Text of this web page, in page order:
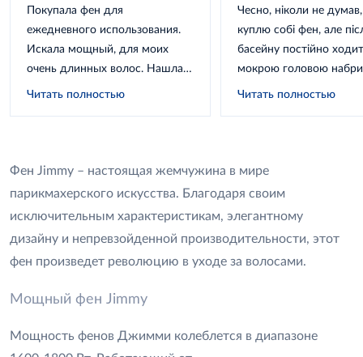
Покупала фен для
ежедневного использования.
Искала мощный, для моих
очень длинных волос. Нашла
этот и не пожалела, сушит
после укладки. Сп...
Читать полностью
Чесно, ніколи не
куплю собі фен, але
басейну постійно
мокрою головою
Взяв цю модель через
Читать полностью
Фен Jimmy – настоящая жемчужина в мире
парикмахерского искусства. Благодаря своим
исключительным характеристикам, элегантному
дизайну и непревзойденной производительности, этот
фен произведет революцию в уходе за волосами.
Мощный фен Jimmy
Мощность фенов Джимми колеблется в диапазоне